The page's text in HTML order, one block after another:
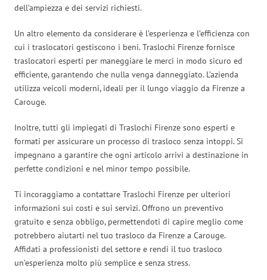
dell’ampiezza e dei servizi richiesti.
Un altro elemento da considerare è l’esperienza e l’efficienza con
cui i traslocatori gestiscono i beni. Traslochi Firenze fornisce
traslocatori esperti per maneggiare le merci in modo sicuro ed
efficiente, garantendo che nulla venga danneggiato. L’azienda
utilizza veicoli moderni, ideali per il lungo viaggio da Firenze a
Carouge.
Inoltre, tutti gli impiegati di Traslochi Firenze sono esperti e
formati per assicurare un processo di trasloco senza intoppi. Si
impegnano a garantire che ogni articolo arrivi a destinazione in
perfette condizioni e nel minor tempo possibile.
Ti incoraggiamo a contattare Traslochi Firenze per ulteriori
informazioni sui costi e sui servizi. Offrono un preventivo
gratuito e senza obbligo, permettendoti di capire meglio come
potrebbero aiutarti nel tuo trasloco da Firenze a Carouge.
Affidati a professionisti del settore e rendi il tuo trasloco
un’esperienza molto più semplice e senza stress.